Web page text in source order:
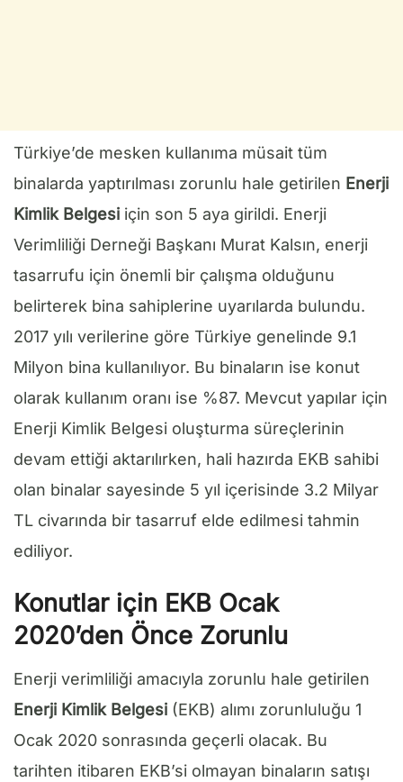
Türkiye’de mesken kullanıma müsait tüm
binalarda yaptırılması zorunlu hale getirilen Enerji
Kimlik Belgesi için son 5 aya girildi. Enerji
Verimliliği Derneği Başkanı Murat Kalsın, enerji
tasarrufu için önemli bir çalışma olduğunu
belirterek bina sahiplerine uyarılarda bulundu.
2017 yılı verilerine göre Türkiye genelinde 9.1
Milyon bina kullanılıyor. Bu binaların ise konut
olarak kullanım oranı ise %87. Mevcut yapılar için
Enerji Kimlik Belgesi oluşturma süreçlerinin
devam ettiği aktarılırken, hali hazırda EKB sahibi
olan binalar sayesinde 5 yıl içerisinde 3.2 Milyar
TL civarında bir tasarruf elde edilmesi tahmin
ediliyor.
Konutlar için EKB Ocak
2020’den Önce Zorunlu
Enerji verimliliği amacıyla zorunlu hale getirilen
Enerji Kimlik Belgesi (EKB) alımı zorunluluğu 1
Ocak 2020 sonrasında geçerli olacak. Bu
tarihten itibaren EKB’si olmayan binaların satışı